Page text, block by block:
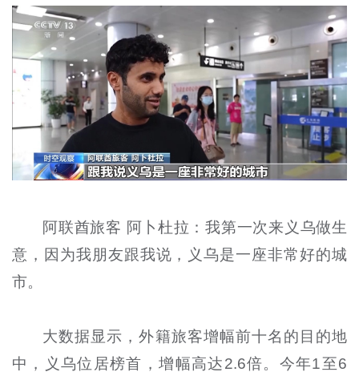
阿联酋旅客 阿卜杜拉：我第一次来义乌做生
意，因为我朋友跟我说，义乌是一座非常好的城
市。
大数据显示，外籍旅客增幅前十名的目的地
中，义乌位居榜首，增幅高达2.6倍。今年1至6